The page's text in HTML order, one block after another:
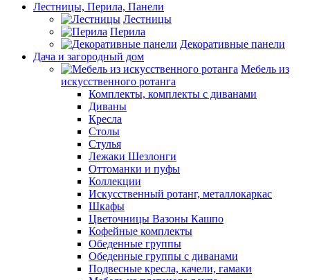
Лестницы, Перила, Панели
Лестницы
Перила
Декоративные панели
Дача и загородный дом
Мебель из
искусственного ротанга
Комплекты, комплекты с диванами
Диваны
Кресла
Столы
Стулья
Лежаки Шезлонги
Оттоманки и пуфы
Коллекции
Искусственный ротанг, металлокаркас
Шкафы
Цветочницы Вазоны Кашпо
Кофейные комплекты
Обеденные группы
Обеденные группы с диванами
Подвесные кресла, качели, гамаки